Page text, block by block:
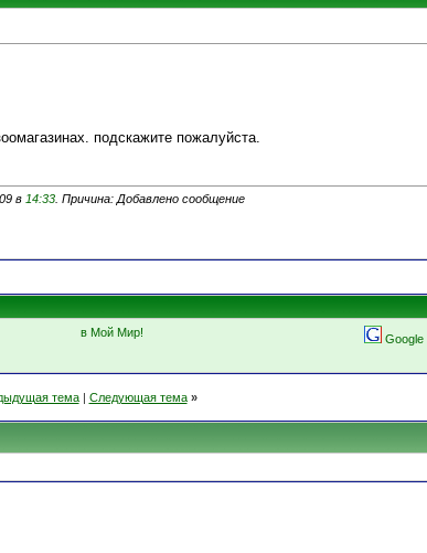
подскажите пожалуйста.
в 14:33 . Причина: Добавлено сообщение
в Мой Мир!
Google
тема| Следующая тема »